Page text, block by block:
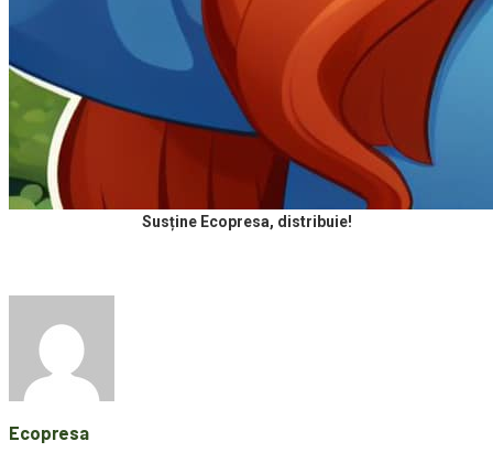
Susține Ecopresa, distribuie!
Ecopresa